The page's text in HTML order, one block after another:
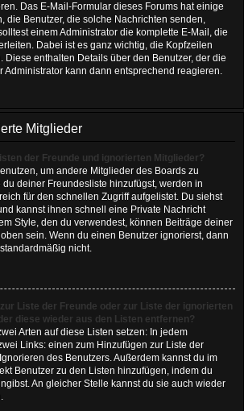
Das E-Mail-Formular dieses Forums hat einige
die Benutzer, die solche Nachrichten senden,
einem Administrator die komplette E-Mail, die
Dabei ist es ganz wichtig, die Kopfzeilen
Diese enthalten Details über den Benutzer, der die
Administrator kann dann entsprechend reagieren.
Mitglieder
der Freunde und ignorierten Mitglieder?
um andere Mitglieder des Boards zu
deiner Freundesliste hinzufügst, werden in
für den schnellen Zugriff aufgelistet. Du siehst
kannst ihnen schnell eine Private Nachricht
Style, den du verwendest, können Beiträge deiner
sein. Wenn du einen Benutzer ignorierst, dann
nicht.
Liste der Freunde oder zur Liste der ignorierten
diese wieder aus den Listen entfernen?
Arten auf diese Listen setzen: In jedem
Links: einen zum Hinzufügen zur Liste der
des Benutzers. Außerdem kannst du im
Benutzer zu den Listen hinzufügen, indem du
An gleicher Stelle kannst du sie auch wieder